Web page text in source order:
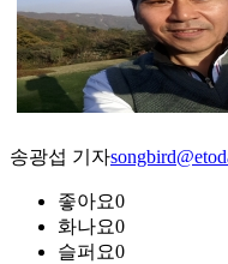
송광섭 기자
좋아요0
화나요0
슬퍼요0